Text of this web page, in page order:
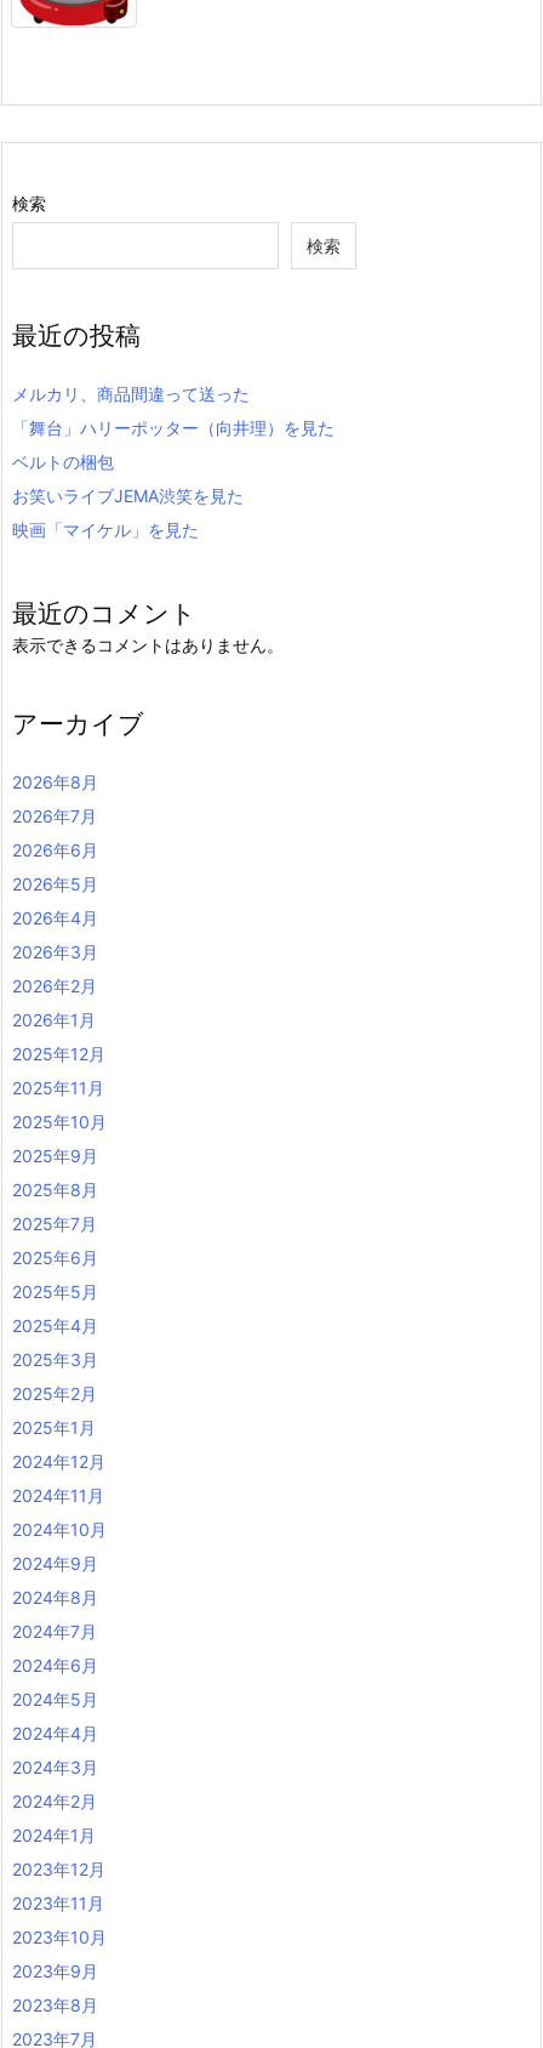
検索
検索
最近の投稿
メルカリ、商品間違って送った
「舞台」ハリーポッター（向井理）を見た
ベルトの梱包
お笑いライブJEMA渋笑を見た
映画「マイケル」を見た
最近のコメント
表示できるコメントはありません。
アーカイブ
2026年8月
2026年7月
2026年6月
2026年5月
2026年4月
2026年3月
2026年2月
2026年1月
2025年12月
2025年11月
2025年10月
2025年9月
2025年8月
2025年7月
2025年6月
2025年5月
2025年4月
2025年3月
2025年2月
2025年1月
2024年12月
2024年11月
2024年10月
2024年9月
2024年8月
2024年7月
2024年6月
2024年5月
2024年4月
2024年3月
2024年2月
2024年1月
2023年12月
2023年11月
2023年10月
2023年9月
2023年8月
2023年7月